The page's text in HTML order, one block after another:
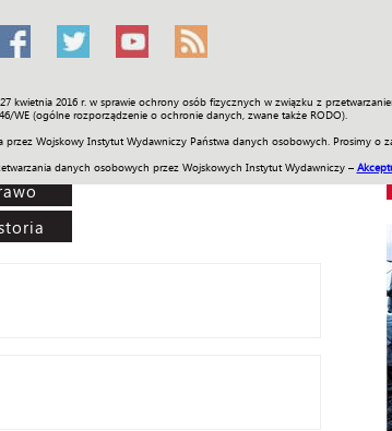
kwietnia 2016 r. w sprawie ochrony osób fizycznych w związku z
WE (ogólne rozporządzenie o ochronie danych, zwane także RODO).
Wojskowy Instytut Wydawniczy Państwa danych osobowych. Prosimy o
danych osobowych przez Wojskowych Instytut Wydawniczy –
Sport Historia Galerie Wideo ENGLISH